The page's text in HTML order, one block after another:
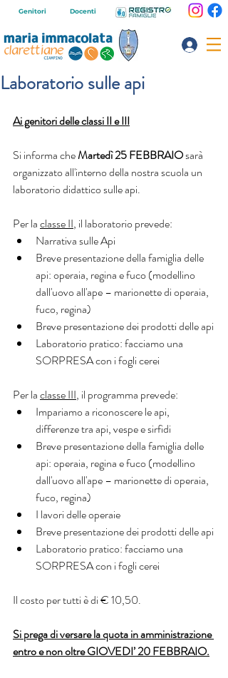
Genitori Docenti
Laboratorio sulle api
Ai genitori delle classi II e III
Si informa che Martedì 25 FEBBRAIO sarà
organizzato all'interno della nostra scuola un
laboratorio didattico sulle api.
Per la classe II, il laboratorio prevede:
Narrativa sulle Api
Breve presentazione della famiglia delle
api: operaia, regina e fuco (modellino
dall'uovo all'ape – marionette di operaia,
fuco, regina)
Breve presentazione dei prodotti delle api
Laboratorio pratico: facciamo una
SORPRESA con i fogli cerei
Per la classe III, il programma prevede:
Impariamo a riconoscere le api,
differenze tra api, vespe e sirfidi
Breve presentazione della famiglia delle
api: operaia, regina e fuco (modellino
dall'uovo all'ape – marionette di operaia,
fuco, regina)
I lavori delle operaie
Breve presentazione dei prodotti delle api
Laboratorio pratico: facciamo una
SORPRESA con i fogli cerei
Il costo per tutti è di € 10,50.
Si prega di versare la quota in amministrazione
entro e non oltre GIOVEDI’ 20 FEBBRAIO.